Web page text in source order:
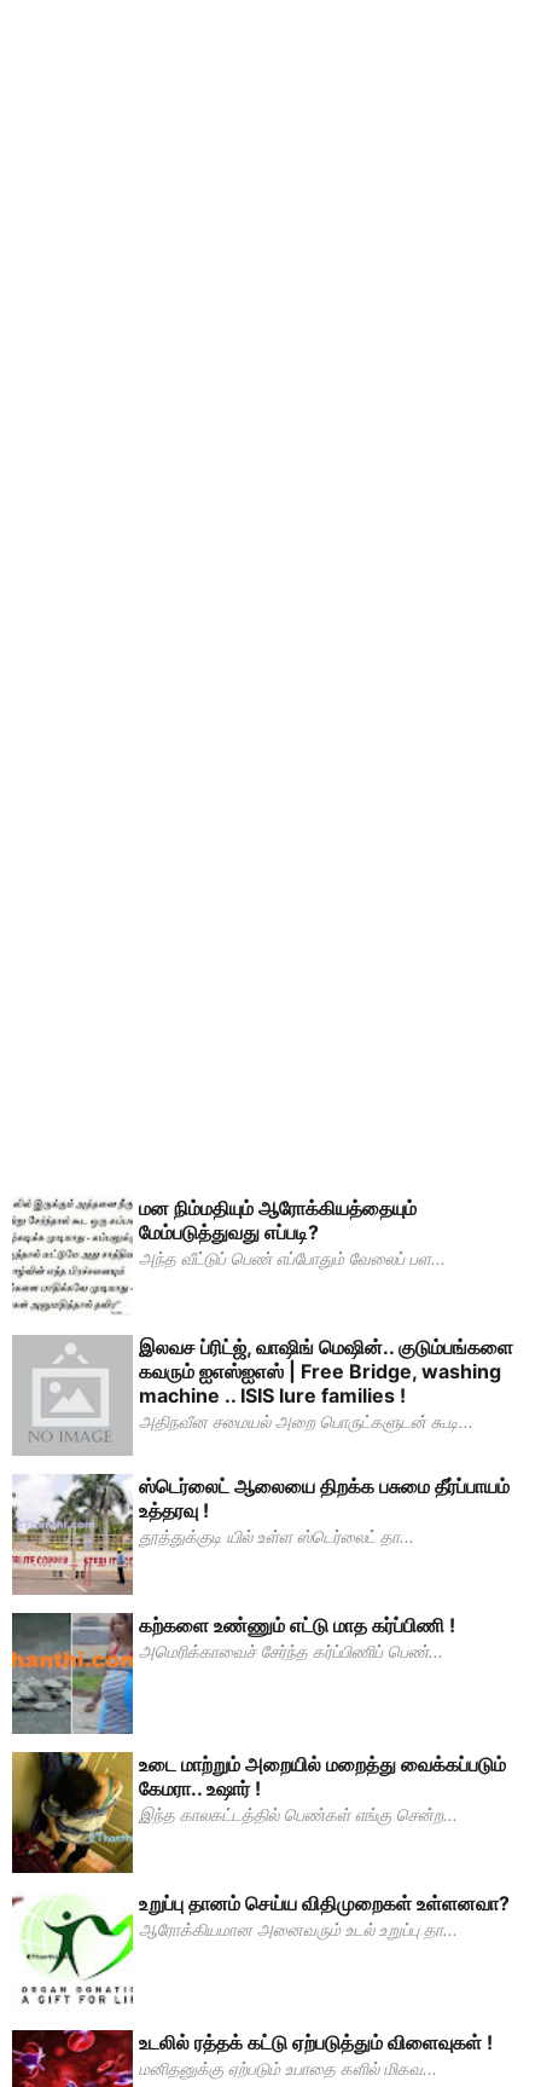
மன நிம்மதியும் ஆரோக்கியத்தையும்
மேம்படுத்துவது எப்படி?
அந்த வீட்டுப் பெண் எப்போதும் வேலைப் பள...
இலவச ப்ரிட்ஜ், வாஷிங் மெஷின்.. குடும்பங்களை
கவரும் ஐஎஸ்ஐஎஸ் | Free Bridge, washing
machine .. ISIS lure families !
அதிநவீன சமையல் அறை பொருட்களுடன் கூடி...
ஸ்டெர்லைட் ஆலையை திறக்க பசுமை தீர்ப்பாயம்
உத்தரவு !
தூத்துக்குடி யில் உள்ள ஸ்டெர்லைட் தா...
கற்களை உண்ணும் எட்டு மாத கர்ப்பிணி !
அமெரிக்காவைச் சேர்ந்த கர்ப்பிணிப் பெண்...
உடை மாற்றும் அறையில் மறைத்து வைக்கப்படும்
கேமரா.. உஷார் !
இந்த காலகட்டத்தில் பெண்கள் எங்கு சென்ற...
உறுப்பு தானம் செய்ய விதிமுறைகள் உள்ளனவா?
ஆரோக்கியமான அனைவரும் உடல் உறுப்பு தா...
உடலில் ரத்தக் கட்டு ஏற்படுத்தும் விளைவுகள் !
மனிதனுக்கு ஏற்படும் உபாதை களில் மிகவ...